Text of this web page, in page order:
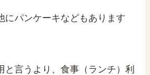
にパンケーキなどもあります
と言うより、食事（ランチ）利